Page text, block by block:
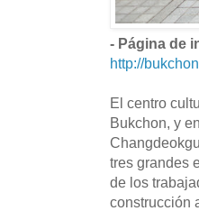
- Página de
http://
El centro
Bukchon, y
tres grandes
de los
construcción